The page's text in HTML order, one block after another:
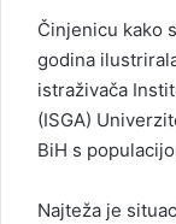
Činjenicu kako
godina
istraživača
(ISGA)
BiH s
Najteža je